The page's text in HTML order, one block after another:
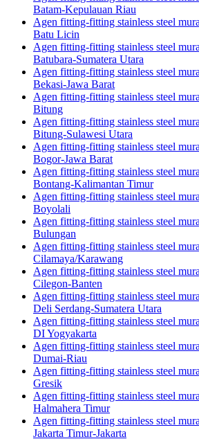
Batam-Kepulauan Riau
Agen fitting-fitting stainless steel
Batu Licin
Agen fitting-fitting stainless steel
Batubara-Sumatera Utara
Agen fitting-fitting stainless steel
Bekasi-Jawa Barat
Agen fitting-fitting stainless steel
Bitung
Agen fitting-fitting stainless steel
Bitung-Sulawesi Utara
Agen fitting-fitting stainless steel
Bogor-Jawa Barat
Agen fitting-fitting stainless steel
Bontang-Kalimantan Timur
Agen fitting-fitting stainless steel
Boyolali
Agen fitting-fitting stainless steel
Bulungan
Agen fitting-fitting stainless steel
Cilamaya/Karawang
Agen fitting-fitting stainless steel
Cilegon-Banten
Agen fitting-fitting stainless steel
Deli Serdang-Sumatera Utara
Agen fitting-fitting stainless steel
DI Yogyakarta
Agen fitting-fitting stainless steel
Dumai-Riau
Agen fitting-fitting stainless steel
Gresik
Agen fitting-fitting stainless steel
Halmahera Timur
Agen fitting-fitting stainless steel
Jakarta Timur-Jakarta